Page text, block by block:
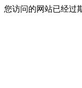
您访问的网站已经过